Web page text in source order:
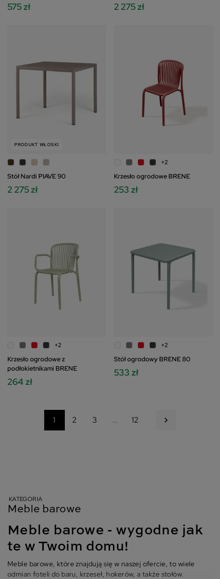
575 zł 2 275 zł
PRODUKT WŁOSKI
Stół Nardi PIAVE 90
2 275 zł
+2
Krzesło ogrodowe BRENE
253 zł
+2
Krzesło ogrodowe z
podłokietnikami BRENE
264 zł
+2
Stół ogrodowy BRENE 80
533 zł
1 2 3 … 12 Następny

KATEGORIA
Meble barowe
Meble barowe - wygodne jak
te w Twoim domu!
Meble barowe, które znajdują się w naszej ofercie, to wiele
odmian foteli do baru, krzeseł, hokerów, a także stołów.